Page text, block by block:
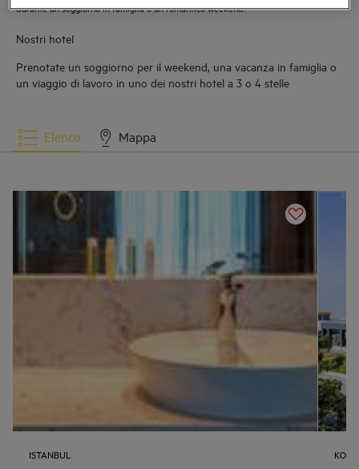
durante un soggiorno in famiglia o un romantico weekend.
Nostri hotel
Prenotate un soggiorno per il weekend, una vacanza in famiglia o
un viaggio di lavoro in uno dei nostri hotel a 3 o 4 stelle
Elenco Mappa
ISTANBUL